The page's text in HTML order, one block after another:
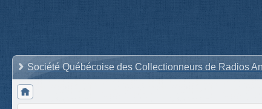
Société Québécoise des Collectionneurs de Radios